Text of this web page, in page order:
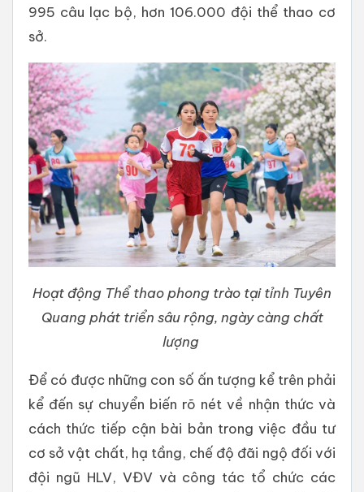
995 câu lạc bộ, hơn 106.000 đội thể thao cơ
sở.
Hoạt động Thể thao phong trào tại tỉnh Tuyên
Quang phát triển sâu rộng, ngày càng chất
lượng
Để có được những con số ấn tượng kể trên phải
kể đến sự chuyển biến rõ nét về nhận thức và
cách thức tiếp cận bài bản trong việc đầu tư
cơ sở vật chất, hạ tầng, chế độ đãi ngộ đối với
đội ngũ HLV, VĐV và công tác tổ chức các